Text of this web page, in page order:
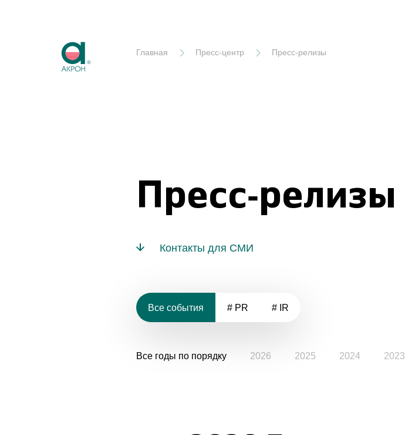
Главная Пресс-центр Пресс-релизы
Пресс-релизы
Контакты для СМИ
Все события # PR # IR
Все годы по порядку 2026 2025 2024 2023